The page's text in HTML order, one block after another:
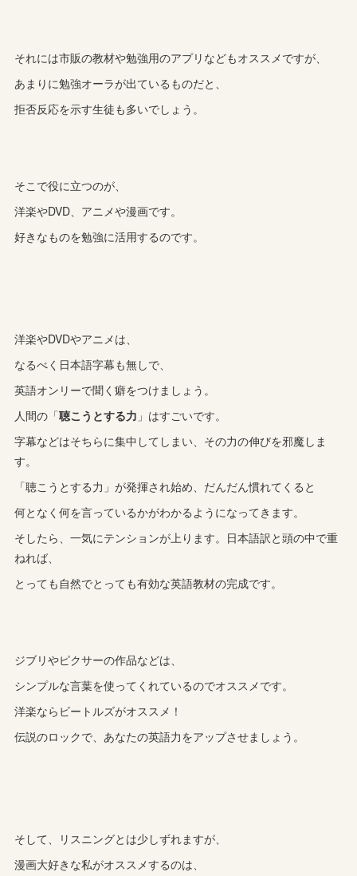
それには市販の教材や勉強用のアプリなどもオススメですが、
あまりに勉強オーラが出ているものだと、
拒否反応を示す生徒も多いでしょう。
そこで役に立つのが、
洋楽やDVD、アニメや漫画です。
好きなものを勉強に活用するのです。
洋楽やDVDやアニメは、
なるべく日本語字幕も無しで、
英語オンリーで聞く癖をつけましょう。
人間の「聴こうとする力 」はすごいです。
字幕などはそちらに集中してしまい、その力の伸びを邪魔しま
す。
「聴こうとする力」が発揮され始め、だんだん慣れてくると
何となく何を言っているかがわかるようになってきます。
そしたら、一気にテンションが上ります。日本語訳と頭の中で重
ねれば、
とっても自然でとっても有効な英語教材の完成です。
ジブリやピクサーの作品などは、
シンプルな言葉を使ってくれているのでオススメです。
洋楽ならビートルズがオススメ！
伝説のロックで、あなたの英語力をアップさせましょう。
そして、リスニングとは少しずれますが、
漫画大好きな私がオススメするのは、